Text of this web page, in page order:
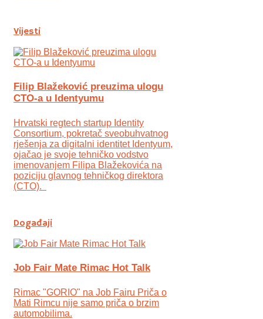
Vijesti
Filip Blažeković preuzima ulogu
CTO-a u Identyumu
Hrvatski regtech startup Identity
Consortium, pokretač sveobuhvatnog
rješenja za digitalni identitet Identyum,
ojаčao je svoje tehničko vodstvo
imenovanjem Filipa Blažekovića na
poziciju glavnog tehničkog direktora
(CTO).
Događaji
Job Fair Mate Rimac Hot Talk
Rimac "GORIO" na Job Fairu Priča o
Mati Rimcu nije samo priča o brzim
automobilima.